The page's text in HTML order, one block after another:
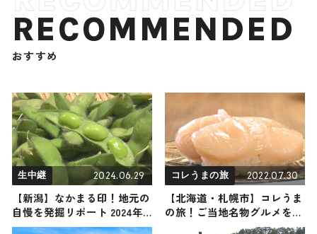
RECOMMENDED
おすすめ
生中継 2024.06.29
【新潟】なかまる印！地元の
自慢を発掘リポート 2024年6
月29日放送
コレうまの旅 2022.07.30
【北海道・札幌市】コレうま
の旅！ご当地名物グルメをお